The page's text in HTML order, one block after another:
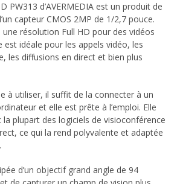
PW313 d’AVERMEDIA est un produit de
capteur CMOS 2MP de 1/2,7 pouce.
résolution Full HD pour des vidéos
est idéale pour les appels vidéo, les
les diffusions en direct et bien plus
à utiliser, il suffit de la connecter à un
et elle est prête à l’emploi. Elle
plupart des logiciels de visioconférence
ce qui la rend polyvalente et adaptée
d’un objectif grand angle de 94